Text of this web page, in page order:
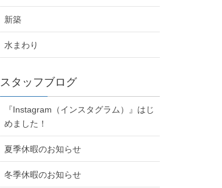
新築
水まわり
スタッフブログ
『Instagram（インスタグラム）』はじ
めました！
夏季休暇のお知らせ
冬季休暇のお知らせ